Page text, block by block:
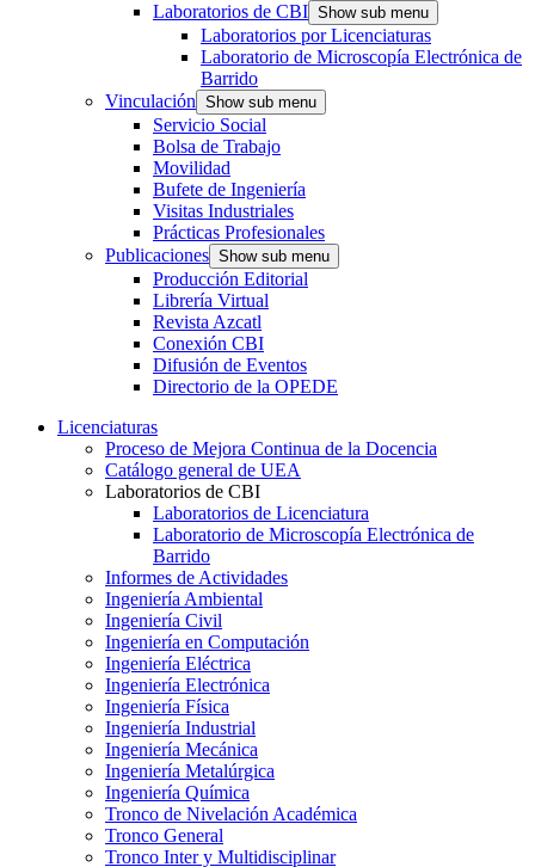
Laboratorios de CBI Show sub menu
Laboratorios por Licenciaturas
Laboratorio de Microscopía Electrónica de
Barrido
Vinculación Show sub menu
Servicio Social
Bolsa de Trabajo
Movilidad
Bufete de Ingeniería
Visitas Industriales
Prácticas Profesionales
Publicaciones Show sub menu
Producción Editorial
Librería Virtual
Revista Azcatl
Conexión CBI
Difusión de Eventos
Directorio de la OPEDE
Licenciaturas
Proceso de Mejora Continua de la Docencia
Catálogo general de UEA
Laboratorios de CBI
Laboratorios de Licenciatura
Laboratorio de Microscopía Electrónica de
Barrido
Informes de Actividades
Ingeniería Ambiental
Ingeniería Civil
Ingeniería en Computación
Ingeniería Eléctrica
Ingeniería Electrónica
Ingeniería Física
Ingeniería Industrial
Ingeniería Mecánica
Ingeniería Metalúrgica
Ingeniería Química
Tronco de Nivelación Académica
Tronco General
Tronco Inter y Multidisciplinar